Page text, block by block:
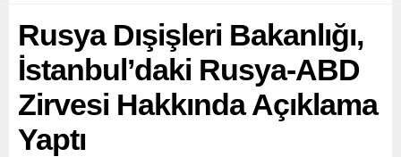
Rusya Dışişleri Bakanlığı,
İstanbul’daki Rusya-ABD
Zirvesi Hakkında Açıklama
Yaptı